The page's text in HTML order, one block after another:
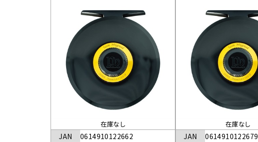
在庫なし
JAN
0614910122662
在庫なし
JAN
0614910122679